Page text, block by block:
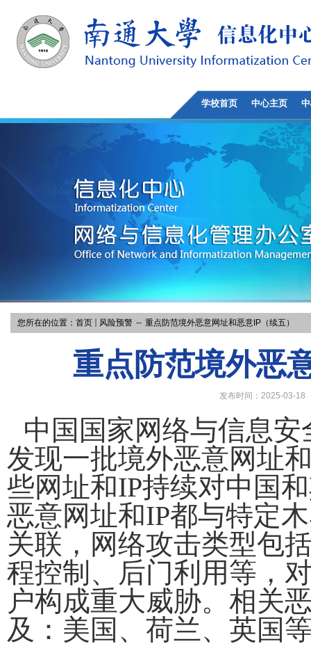
学校首页 中心主页
您所在的位置： 首页 风险预警 -- 重点防范境外恶意网址和恶意IP（续五）
重点防范境外恶
发布时间：2025-03-18
中国 国家网络与信息
发现一批境外恶意网址
些网址和IP持续对中国
恶意网址和IP都与特定
关联，网络攻击类型包
程控制、后门利用等，
户构成重大威胁。相关
及：美国、荷兰、英国